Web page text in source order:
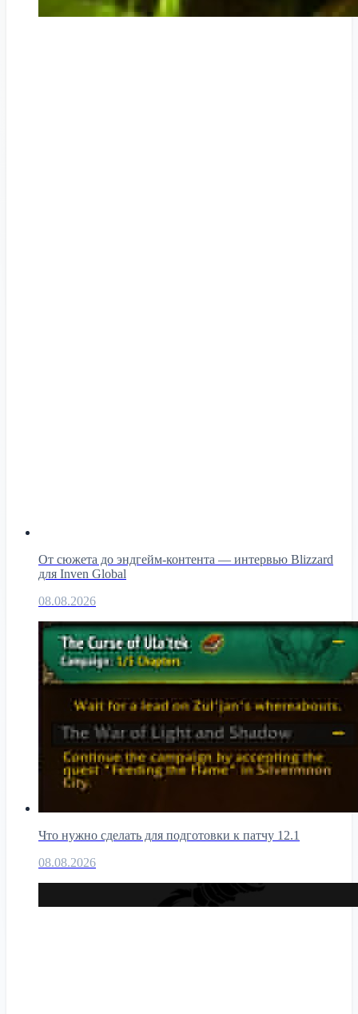
От сюжета до эндгейм-контента — интервью Blizzard
для Inven Global
08.08.2026
Что нужно сделать для подготовки к патчу 12.1
08.08.2026